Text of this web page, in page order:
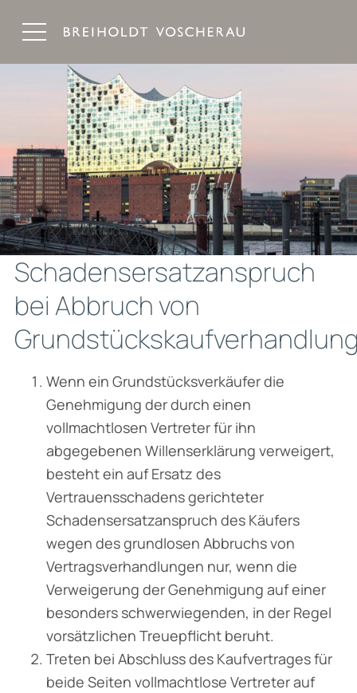
Schadensersatzanspruch
bei Abbruch von
Wenn ein Grundstücksverkäufer die
Genehmigung der durch einen
vollmachtlosen Vertreter für ihn
abgegebenen Willenserklärung verweigert,
besteht ein auf Ersatz des
Vertrauensschadens gerichteter
Schadensersatzanspruch des Käufers
wegen des grundlosen Abbruchs von
Vertragsverhandlungen nur, wenn die
Verweigerung der Genehmigung auf einer
besonders schwerwiegenden, in der Regel
vorsätzlichen Treuepflicht beruht.
Treten bei Abschluss des Kaufvertrages für
beide Seiten vollmachtlose Vertreter auf